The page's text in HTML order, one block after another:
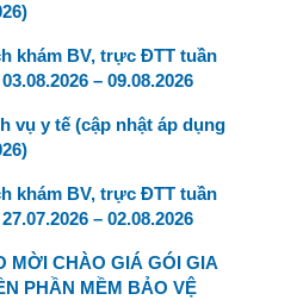
khám BV, trực ĐTT tuần
– 09.08.2026
vụ y tế (cập nhật áp dụng
khám BV, trực ĐTT tuần
– 02.08.2026
MỜI CHÀO GIÁ GÓI GIA
PHẦN MỀM BẢO VỆ